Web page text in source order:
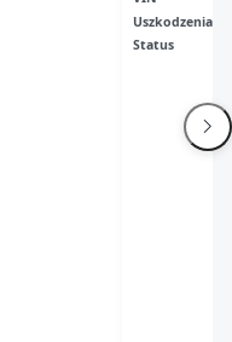
Uszkodzenia
Status